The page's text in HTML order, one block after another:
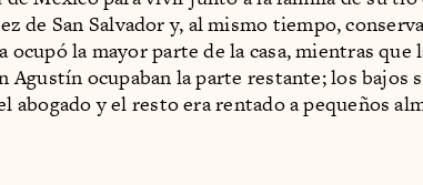
de San Salvador y, al mismo tiempo,
ocupó la mayor parte de la casa, mientras que
Agustín ocupaban la parte restante; los bajos
abogado y el resto era rentado a pequeños